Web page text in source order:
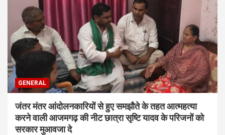
GENERAL
जंतर मंतर आंदोलनकारियों से हुए समझौते के तहत आत्महत्या
करने वाली आजमगढ़ की नीट छात्रा सृष्टि यादव के परिजनों को
सरकार मुआवजा दे